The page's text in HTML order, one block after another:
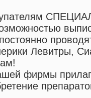
Левитры,
фирмы